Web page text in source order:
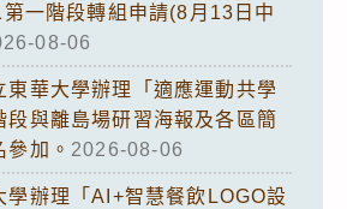
一階段轉組申請(8月13日中
08-06
東華大學辦理「適應運動共學
段與離島場研習海報及各區簡
加。 2026-08-06
學辦理「AI+智慧餐飲LOGO設